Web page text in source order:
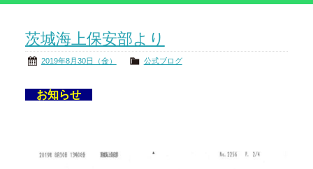
茨城の海
茨城海上保安部より
2019年8月30日（金） 公式ブログ
お知らせ